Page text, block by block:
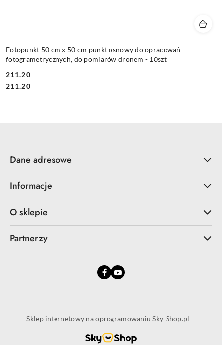
Fotopunkt 50 cm x 50 cm punkt osnowy do opracowań
fotogrametrycznych, do pomiarów dronem - 10szt
Cena:
211.20
Cena:
211.20
Dane adresowe
Informacje
O sklepie
Partnerzy
Sklep internetowy na oprogramowaniu Sky-Shop.pl